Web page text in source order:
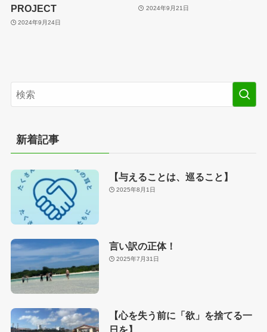
PROJECT
2024年9月24日
2024年9月21日
新着記事
【与えることは、巡ること】
2025年8月1日
言い訳の正体！
2025年7月31日
【心を失う前に「欲」を捨てる一
日を】